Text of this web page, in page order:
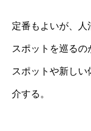
定番もよいが、
スポットを巡る
スポットや新し
介する。